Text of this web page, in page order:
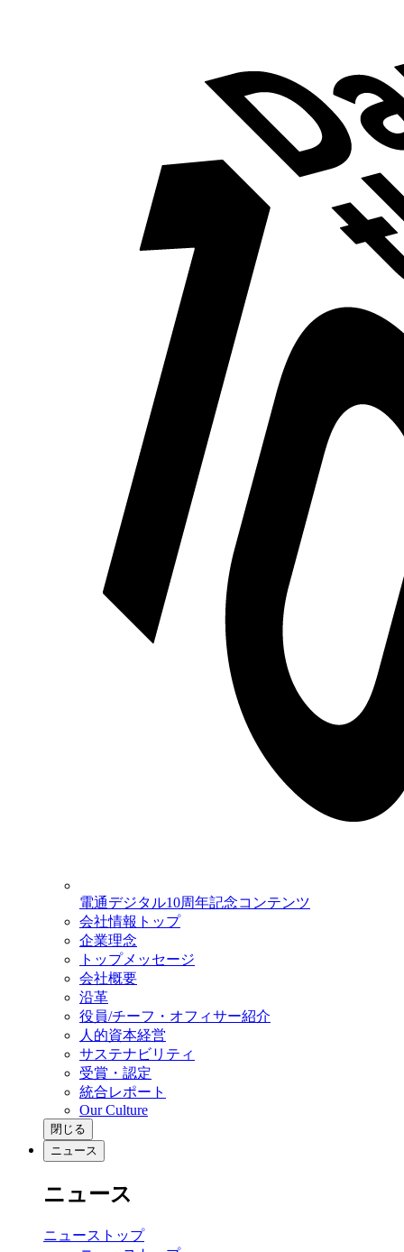
電通デジタル10周年記念コンテンツ
会社情報トップ
企業理念
トップメッセージ
会社概要
沿革
役員/チーフ・オフィサー紹介
人的資本経営
サステナビリティ
受賞・認定
統合レポート
Our Culture
閉じる
ニュース
ニュース
ニューストップ